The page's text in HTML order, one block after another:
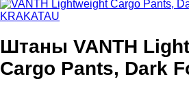
KRAKATAU
Штаны VANTH
Cargo Pants, Dark